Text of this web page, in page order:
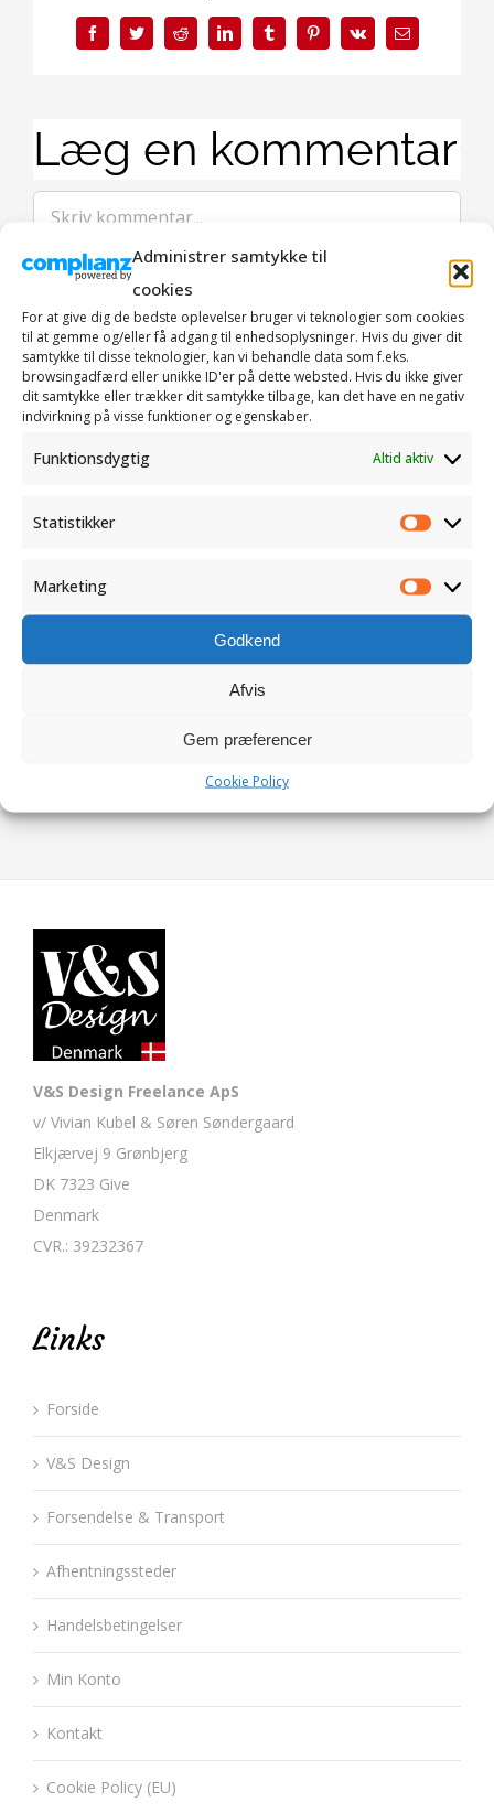
Administrer samtykke til
cookies
For at give dig de bedste oplevelser bruger vi teknologier som cookies
til at gemme og/eller få adgang til enhedsoplysninger. Hvis du giver dit
samtykke til disse teknologier, kan vi behandle data som f.eks.
browsingadfærd eller unikke ID'er på dette websted. Hvis du ikke giver
dit samtykke eller trækker dit samtykke tilbage, kan det have en negativ
indvirkning på visse funktioner og egenskaber.
Funktionsdygtig Altid aktiv
Statistikker
Marketing
Godkend
Afvis
Gem præferencer
Cookie Policy
FacebookTwitterReddit LinkedInTumblrPinterest
Vk
E-
mail
Læg en kommentar
næste gang jeg kommenterer
V&S Design Freelance ApS
v/ Vivian Kubel & Søren Søndergaard
Elkjærvej 9 Grønbjerg
DK 7323 Give
Denmark
CVR.: 39232367
Links
Forside
V&S Design
Forsendelse & Transport
Afhentningssteder
Handelsbetingelser
Min Konto
Kontakt
Cookie Policy (EU)